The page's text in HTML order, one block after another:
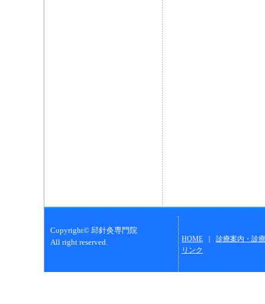
Copyright© 邱針灸専門院
All right reserved.
HOME
診療案内・診
リンク